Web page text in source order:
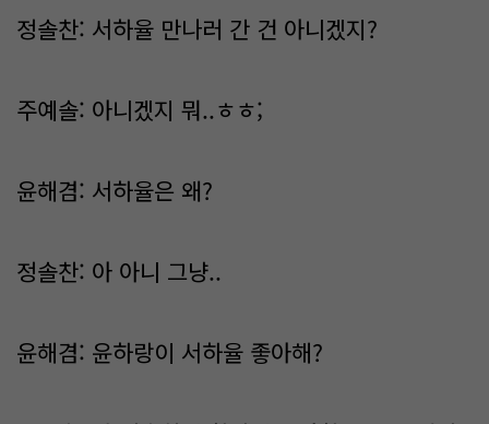
정솔찬: 서하율 만나러 간 건 아니겠지?
주예솔: 아니겠지 뭐..ㅎㅎ;
윤해겸: 서하율은 왜?
정솔찬: 아 아니 그냥..
윤해겸: 윤하랑이 서하율 좋아해?